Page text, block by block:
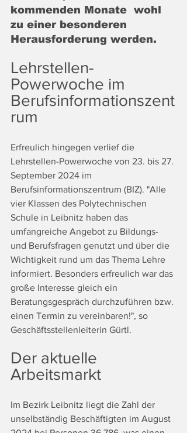
kommenden Monate  wohl
zu einer besonderen
Herausforderung werden.
Lehrstellen-
Powerwoche im
Berufsinformationszent
rum
Erfreulich hingegen verlief die
Lehrstellen-Powerwoche von 23. bis 27.
September 2024 im
Berufsinformationszentrum (BIZ). "Alle
vier Klassen des Polytechnischen
Schule in Leibnitz haben das
umfangreiche Angebot zu Bildungs-
und Berufsfragen genutzt und über die
Wichtigkeit rund um das Thema Lehre
informiert. Besonders erfreulich war das
große Interesse gleich ein
Beratungsgespräch durchzuführen bzw.
einen Termin zu vereinbaren!", so
Geschäftsstellenleiterin Gürtl.
Der aktuelle
Arbeitsmarkt
Im Bezirk Leibnitz liegt die Zahl der
unselbständig Beschäftigten im August